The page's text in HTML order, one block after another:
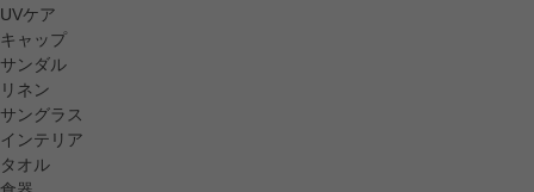
UVケア
キャップ
サンダル
リネン
サングラス
インテリア
タオル